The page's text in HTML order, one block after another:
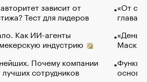
зависит от
Тест для лидеров
Как ИИ-агенты
индустрию
Почему компании
сотрудников
«От
глава
Маск в
основ